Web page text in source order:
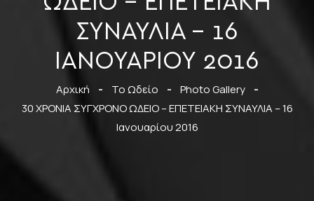
ΣΥΝΑΥΛΙΑ – 16
ΙΑΝΟΥΑΡΊΟΥ 2016
Αρχική - Το Ωδείο - Photo Gallery
-
30 ΧΡΟΝΙΑ ΣΥΓΧΡΟΝΟ ΩΔΕΙΟ – ΕΠΕΤΕΙΑΚΗ ΣΥΝΑΥΛΙΑ – 16
Ιανουαρίου 2016